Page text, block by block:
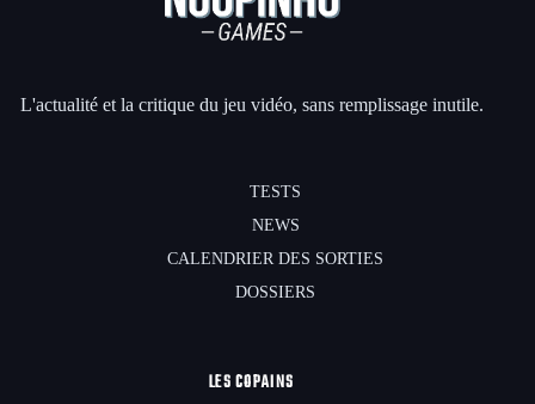
L'actualité et la critique du jeu vidéo, sans remplissage inutile.
TESTS
NEWS
CALENDRIER DES SORTIES
DOSSIERS
LES COPAINS